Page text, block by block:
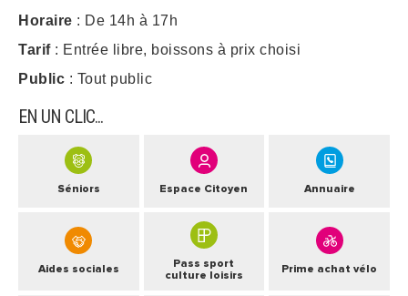
Horaire : De 14h à 17h
Tarif: Entrée libre, boissons à prix choisi
Public : Tout public
EN UN CLIC...
Séniors Espace Citoyen Annuaire
Aides sociales
Pass sport
culture loisirs
Prime achat vélo
PLAN D'ACTION MUNICIPAL
ARRÊTÉS MUNICIPAUX
DÉLIBÉRATIONS